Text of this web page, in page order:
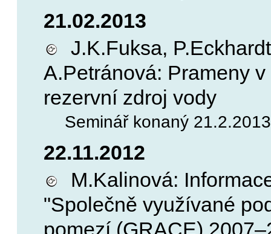
21.02.2013
J.K.Fuksa,
A.Petránová: Prameny
rezervní zdroj vody
Seminář konaný
22.11.2012
M.Kalinová:
"Společně využívané
pomezí (GRACE)